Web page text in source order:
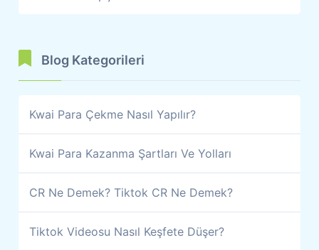
Blog Kategorileri
Kwai Para Çekme Nasıl Yapılır?
Kwai Para Kazanma Şartları Ve Yolları
CR Ne Demek? Tiktok CR Ne Demek?
Tiktok Videosu Nasıl Keşfete Düşer?